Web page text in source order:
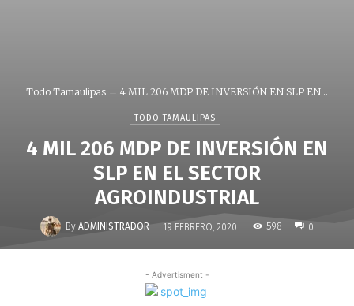
Todo Tamaulipas 4 MIL 206 MDP DE INVERSIÓN EN SLP EN...
TODO TAMAULIPAS
4 MIL 206 MDP DE INVERSIÓN EN
SLP EN EL SECTOR
AGROINDUSTRIAL
By ADMINISTRADOR - 19 FEBRERO, 2020 598 0
- Advertisment -